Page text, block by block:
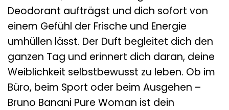
Deodorant aufträgst und dich sofort von
einem Gefühl der Frische und Energie
umhüllen lässt. Der Duft begleitet dich den
ganzen Tag und erinnert dich daran, deine
Weiblichkeit selbstbewusst zu leben. Ob im
Büro, beim Sport oder beim Ausgehen –
Bruno Banani Pure Woman ist dein